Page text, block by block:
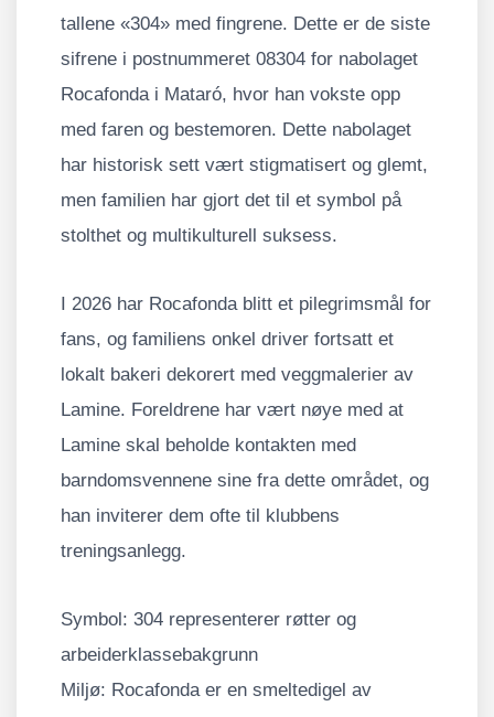
tallene «304» med fingrene. Dette er de siste
sifrene i postnummeret 08304 for nabolaget
Rocafonda i Mataró, hvor han vokste opp
med faren og bestemoren. Dette nabolaget
har historisk sett vært stigmatisert og glemt,
men familien har gjort det til et symbol på
stolthet og multikulturell suksess.
I 2026 har Rocafonda blitt et pilegrimsmål for
fans, og familiens onkel driver fortsatt et
lokalt bakeri dekorert med veggmalerier av
Lamine. Foreldrene har vært nøye med at
Lamine skal beholde kontakten med
barndomsvennene sine fra dette området, og
han inviterer dem ofte til klubbens
treningsanlegg.
Symbol: 304 representerer røtter og
arbeiderklassebakgrunn
Miljø: Rocafonda er en smeltedigel av